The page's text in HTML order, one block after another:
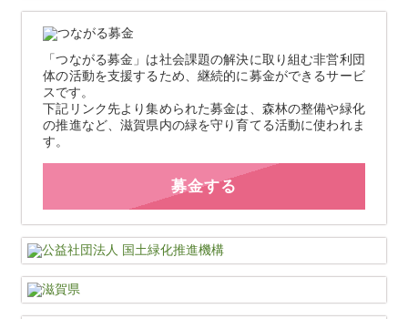
「つながる募金」は社会課題の解決に取り組む非営利団
体の活動を支援するため、継続的に募金ができるサービ
スです。
下記リンク先より集められた募金は、森林の整備や緑化
の推進など、滋賀県内の緑を守り育てる活動に使われま
す。
募金する